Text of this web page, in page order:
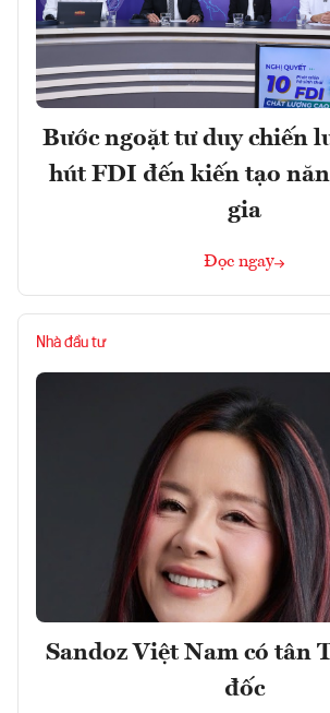
Bước ngoặt tư duy chiến
hút FDI đến kiến tạo
gia
Đọc ngay
Nhà đầu tư
Sandoz Việt Nam có tân
đốc